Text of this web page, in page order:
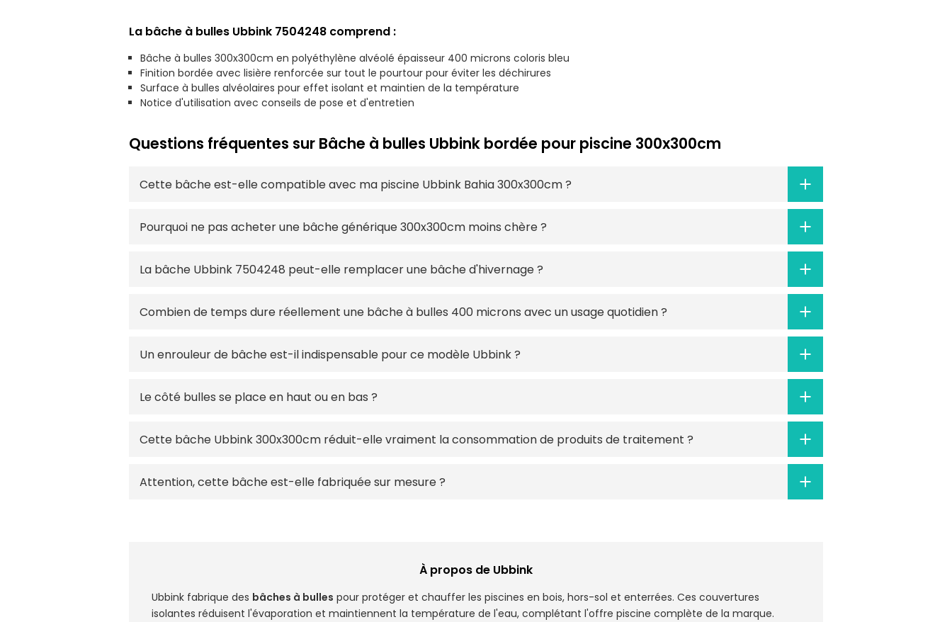
La bâche à bulles Ubbink 7504248 comprend :
Bâche à bulles 300x300cm en polyéthylène alvéolé épaisseur 400 microns coloris bleu
Finition bordée avec lisière renforcée sur tout le pourtour pour éviter les déchirures
Surface à bulles alvéolaires pour effet isolant et maintien de la température
Notice d'utilisation avec conseils de pose et d'entretien
Questions fréquentes sur Bâche à bulles Ubbink bordée pour piscine 300x300cm
Cette bâche est-elle compatible avec ma piscine Ubbink Bahia 300x300cm ?
Pourquoi ne pas acheter une bâche générique 300x300cm moins chère ?
La bâche Ubbink 7504248 peut-elle remplacer une bâche d'hivernage ?
Combien de temps dure réellement une bâche à bulles 400 microns avec un usage quotidien ?
Un enrouleur de bâche est-il indispensable pour ce modèle Ubbink ?
Le côté bulles se place en haut ou en bas ?
Cette bâche Ubbink 300x300cm réduit-elle vraiment la consommation de produits de traitement ?
Attention, cette bâche est-elle fabriquée sur mesure ?
À propos de Ubbink
Ubbink fabrique des bâches à bulles pour protéger et chauffer les piscines en bois, hors-sol et enterrées. Ces couvertures
isolantes réduisent l'évaporation et maintiennent la température de l'eau, complétant l'offre piscine complète de la marque.